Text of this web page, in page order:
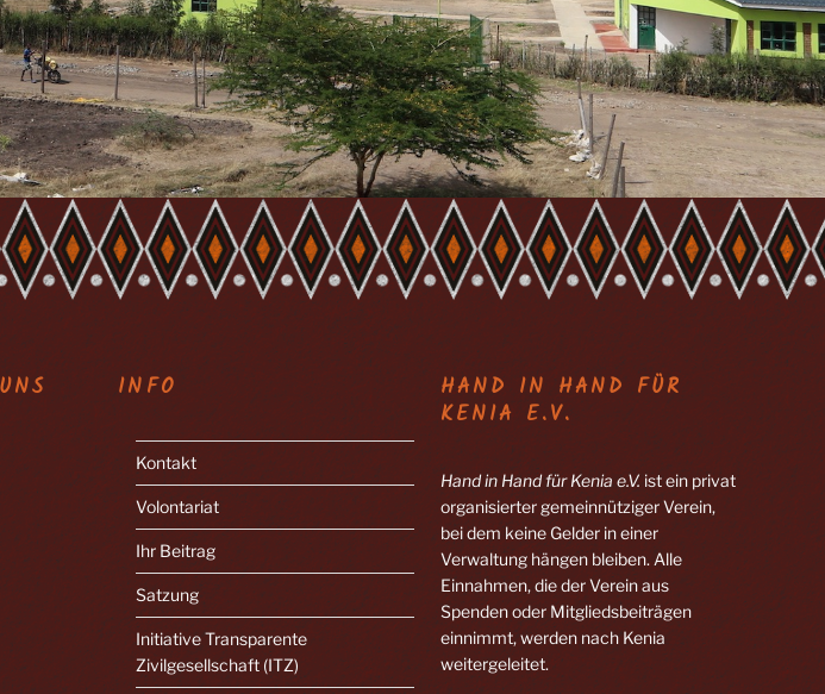
INFO
Kontakt
Volontariat
Ihr Beitrag
Satzung
Initiative Transparente
Zivilgesellschaft (ITZ)
HAND IN HAND FÜR
KENIA E.V.
Hand in Hand für Kenia e.V. ist ein privat
organisierter gemeinnütziger Verein,
bei dem keine Gelder in einer
Verwaltung hängen bleiben. Alle
Einnahmen, die der Verein aus
Spenden oder Mitgliedsbeiträgen
einnimmt, werden nach Kenia
weitergeleitet.